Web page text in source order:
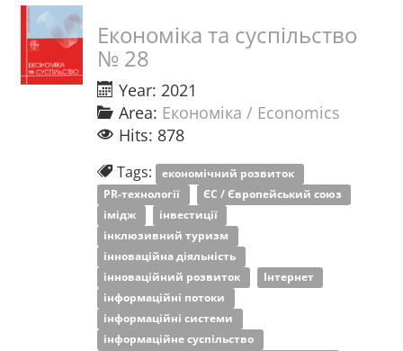
Економіка та суспільство
№ 28
Year: 2021
Area: Економіка / Economics
Hits: 878
Tags: економічний розвиток
PR-технології
ЄС / Європейський союз
імідж
інвестиції
інклюзивний туризм
інноваційна діяльність
інноваційний розвиток
Інтернет
інформаційні потоки
інформаційні системи
інформаційне суспільство